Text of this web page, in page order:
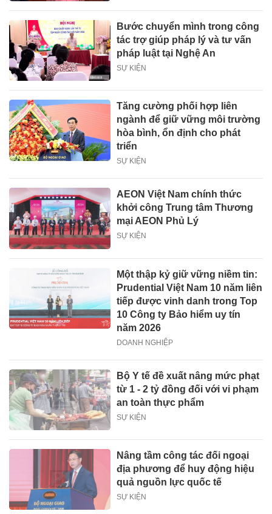
Bước chuyển mình trong công
tác trợ giúp pháp lý và tư vấn
pháp luật tại Nghệ An
SỰ KIỆN
Tăng cường phối hợp liên
ngành để giữ vững môi trường
hòa bình, ổn định cho phát
triển
SỰ KIỆN
AEON Việt Nam chính thức
khởi công Trung tâm Thương
mại AEON Phủ Lý
SỰ KIỆN
Một thập kỷ giữ vững niềm tin:
Prudential Việt Nam 10 năm liên
tiếp được vinh danh trong Top
10 Công ty Bảo hiểm uy tín
năm 2026
DOANH NGHIỆP
Bộ Y tế đề xuất nâng mức phạt
từ 1 - 2 tỷ đồng đối với vi phạm
an toàn thực phẩm
SỰ KIỆN
Nâng tầm công tác đối ngoại
địa phương để huy động hiệu
quả nguồn lực quốc tế
SỰ KIỆN